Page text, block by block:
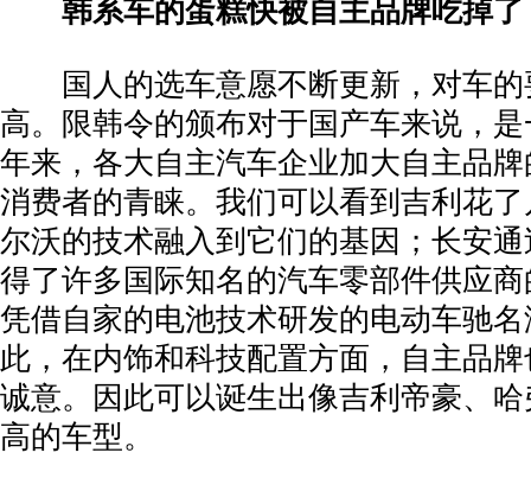
韩系车的蛋糕快被自主品牌吃掉了
国人的选车意愿不断更新，对车的
高。限韩令的颁布对于国产车来说，
年来，各大自主汽车企业加大自主品
消费者的青睐。我们可以看到吉利花
尔沃的技术融入到它们的基因；长安
得了许多国际知名的汽车零部件供应
凭借自家的电池技术研发的电动车驰
此，在内饰和科技配置方面，自主品
诚意。因此可以诞生出像吉利帝豪、
高的车型。